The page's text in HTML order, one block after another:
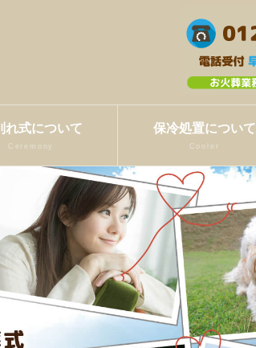
れ式について
Ceremony
保冷処置について
Cooler